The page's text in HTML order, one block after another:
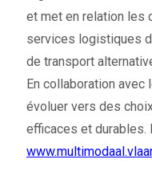
et met en relation les
services logistiques
de transport
En collaboration
évoluer vers des
efficaces et durables.